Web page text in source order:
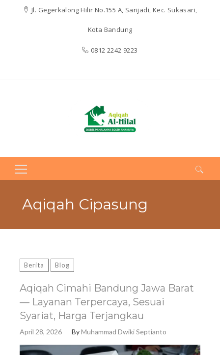
Jl. Gegerkalong Hilir No.155 A, Sarijadi, Kec. Sukasari,
Kota Bandung
0812 2242 9223
Search
Aqiqah Cipasung
Berita Blog
Aqiqah Cimahi Bandung Jawa Barat
— Layanan Terpercaya, Sesuai
Syariat, Harga Terjangkau
April 28, 2026 ByMuhammad Dwiki Septianto